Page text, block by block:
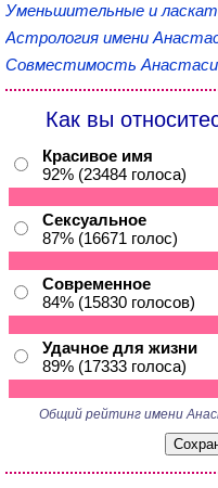
Уменьшительные и
Астрология имени
Совместимость
Как вы
Красивое имя
92% (23484 голоса)
Сексуальное
87% (16671 голос)
Современное
84% (15830 голосов)
Удачное для жизни
89% (17333 голоса)
Общий рейтинг имени